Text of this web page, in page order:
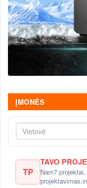
ĮMONĖS
Vietovė
TP
TAVO
Nam7